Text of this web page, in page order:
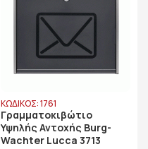
ΚΩΔΙΚΟΣ: 1761
Γραμματοκιβώτιο
Υψηλής Αντοχής Burg-
Wachter Lucca 3713